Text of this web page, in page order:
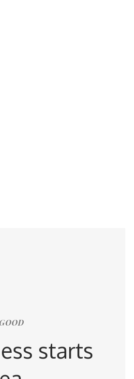
starts